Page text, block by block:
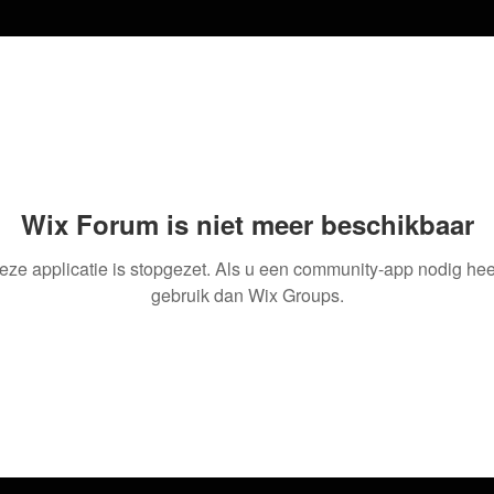
Wix Forum is niet meer beschikbaar
applicatie is stopgezet. Als u een community-app nodig
gebruik dan Wix Groups.